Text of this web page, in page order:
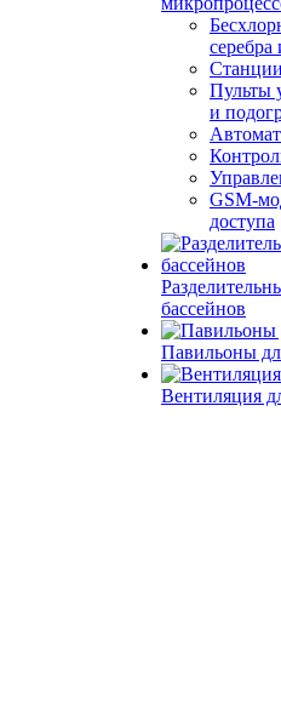
серебра
Пульты
и
GSM-
доступа
бассейнов
Павильоны
Вентиляция